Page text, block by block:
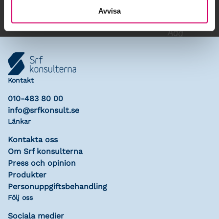
Avvisa
Kontakt
010-483 80 00
info@srfkonsult.se
Länkar
Kontakta oss
Om Srf konsulterna
Press och opinion
Produkter
Personuppgiftsbehandling
Följ oss
Sociala medier